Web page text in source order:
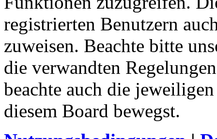
registrierten Benutzern
zuweisen. Beachte bitte
die verwandten
beachte auch die
diesem Board bewegst.